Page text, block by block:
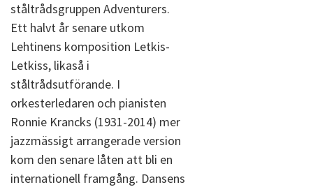
ståltrådsgruppen Adventurers.
Ett halvt år senare utkom
Lehtinens komposition Letkis-
Letkiss, likaså i
ståltrådsutförande. I
orkesterledaren och pianisten
Ronnie Krancks (1931-2014) mer
jazzmässigt arrangerade version
kom den senare låten att bli en
internationell framgång. Dansens